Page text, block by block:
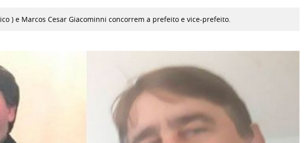
) e Marcos Cesar Giacominni concorrem a prefeito e vice-prefeito.